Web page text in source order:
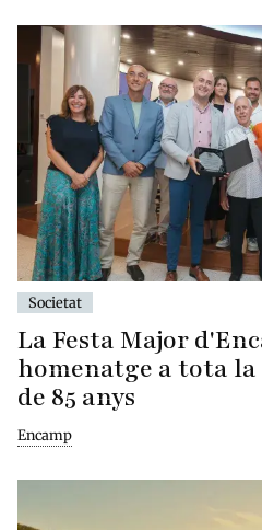
Societat
La Festa Major
homenatge a tota
de 85 anys
Encamp